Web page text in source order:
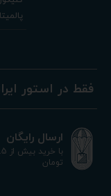
فقط در استور
ارسال رایگان
تومان